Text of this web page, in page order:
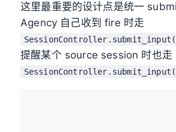
这里最重要的设计点是统一
Agency 自己收到 fire 时走
提醒某个 source session 时也走